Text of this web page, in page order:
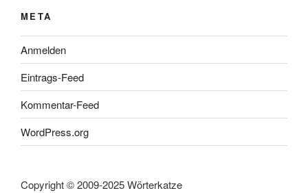
META
Anmelden
Eintrags-Feed
Kommentar-Feed
WordPress.org
Copyright © 2009-2025 Wörterkatze